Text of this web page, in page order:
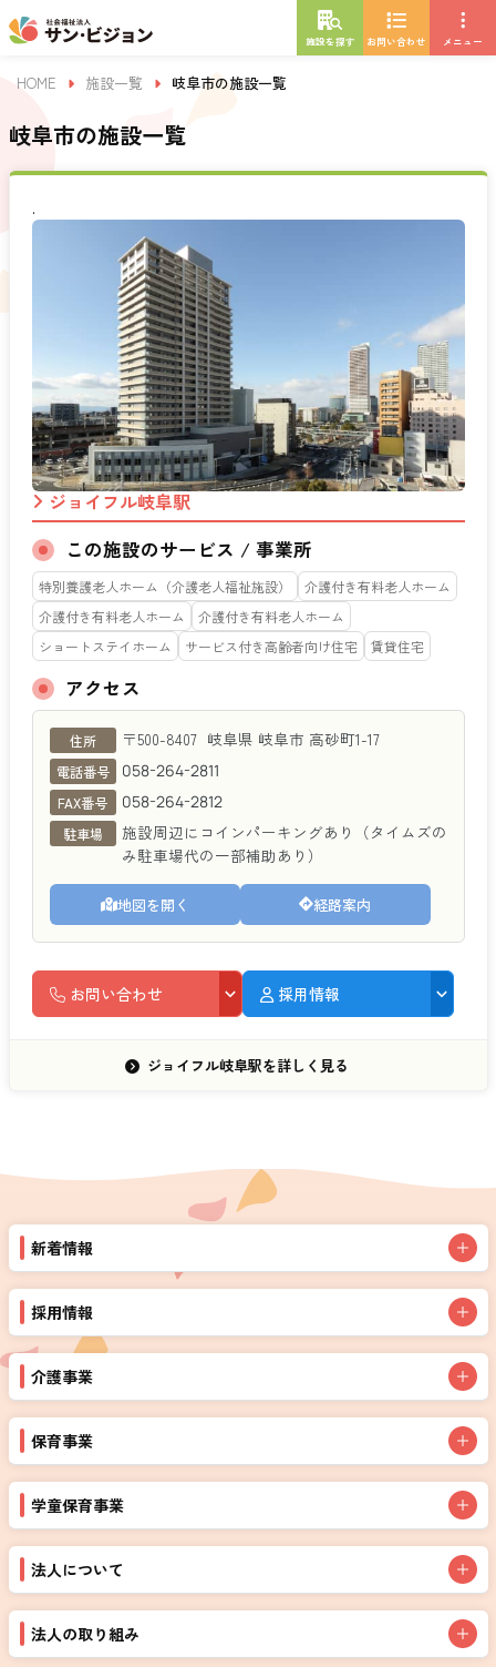
施設を探す お問い合わせ メニュー
HOME 施設一覧 岐阜市の施設一覧
岐阜市の施設一覧
.
ジョイフル岐阜駅
この施設のサービス / 事業所
特別養護老人ホーム（介護老人福祉施設）
介護付き有料老人ホーム
介護付き有料老人ホーム
介護付き有料老人ホーム
ショートステイホーム
サービス付き高齢者向け住宅 賃貸住宅
アクセス
ジョイフル岐阜駅
住所 〒500-8407 岐阜県 岐阜市 高砂町1-17
電話番号 058-264-2811
FAX番号 058-264-2812
駐車場
施設周辺にコインパーキングあり（タイムズの
み駐車場代の一部補助あり）
地図を開く 経路案内
お問い合わせ 採用情報
ジョイフル岐阜駅を詳しく見る
新着情報
採用情報
介護事業
保育事業
学童保育事業
法人について
法人の取り組み